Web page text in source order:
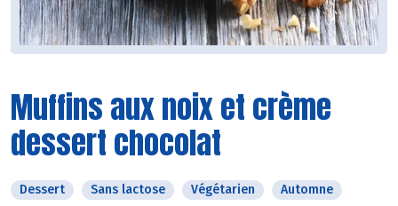
Muffins aux noix et crème
dessert chocolat
Dessert Sans lactose Végétarien
Automne